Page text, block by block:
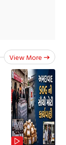
View More